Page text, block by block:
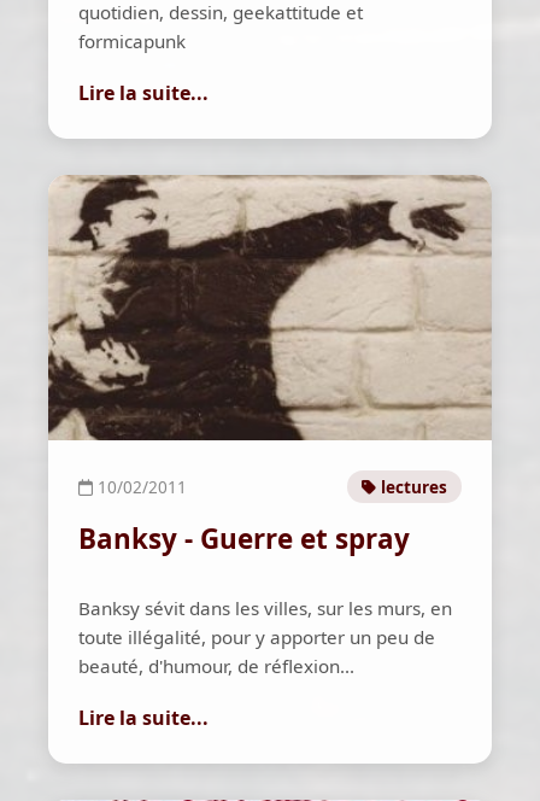
quotidien, dessin, geekattitude et
formicapunk
Lire la suite...
10/02/2011 lectures
Banksy - Guerre et spray
Banksy sévit dans les villes, sur les murs, en
toute illégalité, pour y apporter un peu de
beauté, d'humour, de réflexion...
Lire la suite...